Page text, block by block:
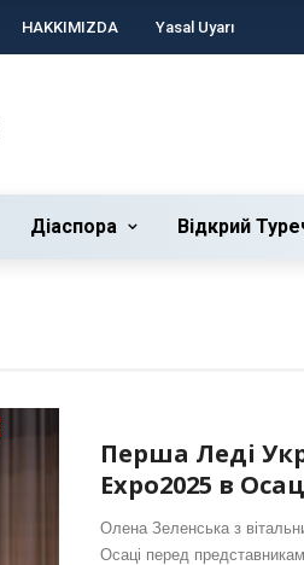
HAKKIMIZDA Yasal Uyarı
Діаспора Відкрий
Перша Леді
Expo2025 в
Олена Зеленська з
Осаці перед